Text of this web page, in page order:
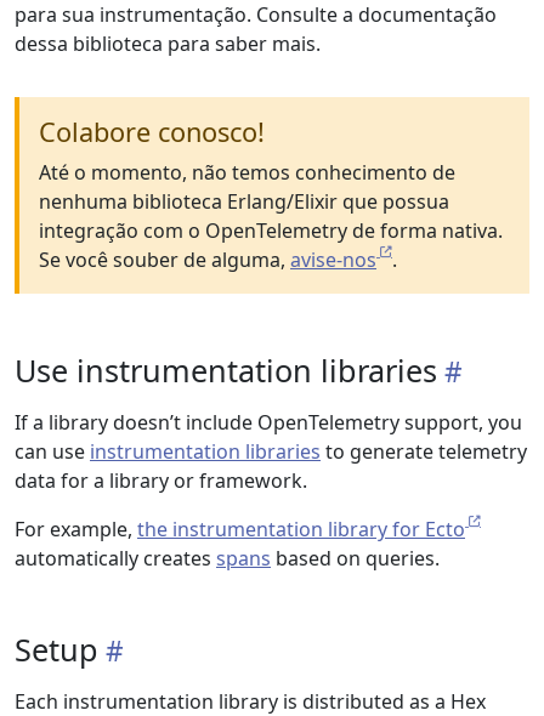
para sua instrumentação. Consulte a documentação
dessa biblioteca para saber mais.
Colabore conosco!
Até o momento, não temos conhecimento de
nenhuma biblioteca Erlang/Elixir que possua
integração com o OpenTelemetry de forma nativa.
Se você souber de alguma, avise-nos .
Use instrumentation libraries
If a library doesn’t include OpenTelemetry support, you
can use instrumentation libraries to generate telemetry
data for a library or framework.
For example, the instrumentation library for Ecto
automatically creates spans based on queries.
Setup
Each instrumentation library is distributed as a Hex